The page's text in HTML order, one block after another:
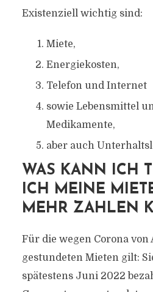
Existenziell wichtig sind:
Miete,
Energiekosten,
Telefon und Internet
sowie Lebensmittel
Medikamente,
aber auch
WAS KANN ICH
ICH MEINE
MEHR ZAHLEN
Für die wegen Corona
gestundeten Mieten gilt:
spätestens Juni 2022